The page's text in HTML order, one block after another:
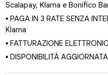
Scalapay, Klarna e Bonifico
▪ PAGA IN 3 RATE SENZA
Klarna
▪ FATTURAZIONE
▪ DISPONIBILITÀ